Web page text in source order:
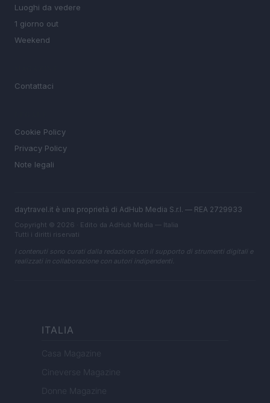
Luoghi da vedere
1 giorno out
Weekend
Contattaci
Cookie Policy
Privacy Policy
Note legali
daytravel.it è una proprietà di AdHub Media S.r.l. — REA 2729933
Copyright © 2026 · Edito da AdHub Media — Italia
Tutti i diritti riservati
I contenuti sono curati dalla redazione con il supporto di strumenti digitali e
realizzati in collaborazione con autori indipendenti.
ITALIA
Casa Magazine
Cineverse Magazine
Donne Magazine